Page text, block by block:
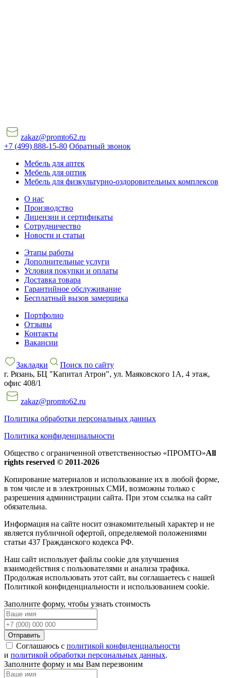
zakaz@promto62.ru
+7 (499) 888-15-80 Обратный звонок
Мебель для аптек
Мебель для оптик
Мебель для физкультурно-оздоровительных комплексов
О нас
Производство
Лицензии и сертификаты
Сотрудничество
Новости и статьи
Этапы работы
Дополнительные услуги
Условия покупки и оплаты
Доставка товара
Гарантийное обслуживание
Бесплатный вызов замерщика
Портфолио
Отзывы
Контакты
Вакансии
Закладки
Поиск по сайту
г. Рязань, БЦ "Капитал Атрон", ул. Маяковского 1А, 4 этаж,
офис 408/1
zakaz@promto62.ru
Политика обработки персональных данных
Политика конфиденциальности
Общество с ограниченной ответственностью «ПРОМТО»All
rights reserved © 2011-2026
Копирование материалов и использование их в любой форме,
в том числе и в электронных СМИ, возможны только c
разрешения администрации сайта. При этом ссылка на сайт
обязательна.
Информация на сайте носит ознакомительный характер и не
является публичной офертой, определяемой положениями
статьи 437 Гражданского кодекса РФ.
Наш сайт использует файлы cookie для улучшения
взаимодействия с пользователями и анализа трафика.
Продолжая использовать этот сайт, вы соглашаетесь с нашей
Политикой конфиденциальности и использованием cookie.
Заполните форму, чтобы узнать стоимость
Отправить
Соглашаюсь с политикой конфиденциальности
и политикой обработки персональных данных.
Заполните форму и мы Вам перезвоним